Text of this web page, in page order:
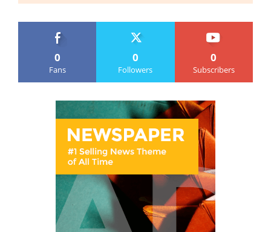
0
Fans
0
Followers
0
Subscribers